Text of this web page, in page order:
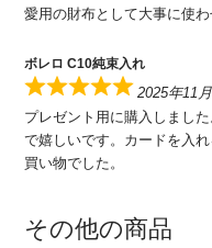
愛用の財布として大事に使わ
ボレロ C10純束入れ
2025年11
プレゼント用に購入しまし
で嬉しいです。カードを入
買い物でした。
その他の商品